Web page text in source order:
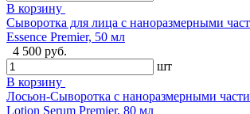
В корзину
Сыворотка для лица с наноразмерными
Essence Premier, 50 мл
4 500 руб.
шт
В корзину
Лосьон-Сыворотка с наноразмерными
Lotion Serum Premier, 80 мл